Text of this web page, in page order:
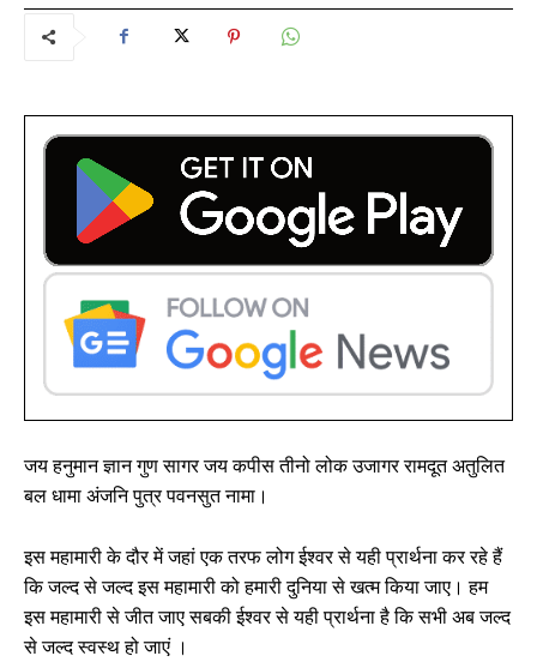
जय हनुमान ज्ञान गुण सागर जय कपीस तीनो लोक उजागर रामदूत अतुलित
बल धामा अंजनि पुत्र पवनसुत नामा।
इस महामारी के दौर में जहां एक तरफ लोग ईश्वर से यही प्रार्थना कर रहे हैं
कि जल्द से जल्द इस महामारी को हमारी दुनिया से खत्म किया जाए। हम
इस महामारी से जीत जाए सबकी ईश्वर से यही प्रार्थना है कि सभी अब जल्द
से जल्द स्वस्थ हो जाएं ।